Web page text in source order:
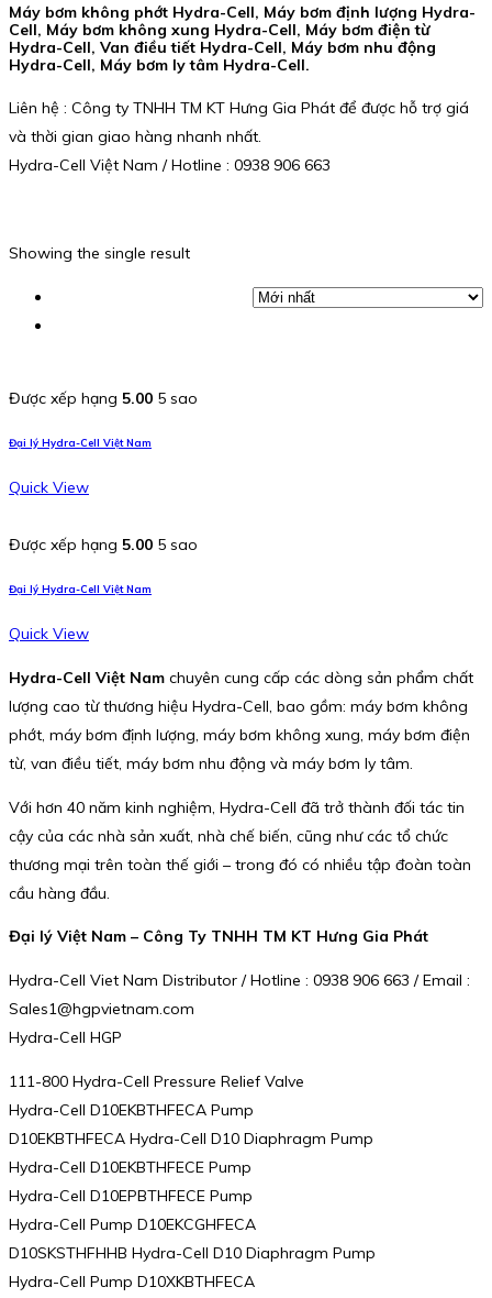
Máy bơm không phớt Hydra-Cell, Máy bơm định lượng Hydra-
Cell, Máy bơm không xung Hydra-Cell, Máy bơm điện từ
Hydra-Cell, Van điều tiết Hydra-Cell, Máy bơm nhu động
Hydra-Cell, Máy bơm ly tâm Hydra-Cell.
Liên hệ : Công ty TNHH TM KT Hưng Gia Phát để được hỗ trợ giá
và thời gian giao hàng nhanh nhất.
Hydra-Cell Việt Nam / Hotline : 0938 906 663
Showing the single result
Được xếp hạng 5.00 5 sao
Đại lý Hydra-Cell Việt Nam
Quick View
Được xếp hạng 5.00 5 sao
Đại lý Hydra-Cell Việt Nam
Quick View
Hydra-Cell Việt Nam chuyên cung cấp các dòng sản phẩm chất
lượng cao từ thương hiệu Hydra-Cell, bao gồm: máy bơm không
phớt, máy bơm định lượng, máy bơm không xung, máy bơm điện
từ, van điều tiết, máy bơm nhu động và máy bơm ly tâm.
Với hơn 40 năm kinh nghiệm, Hydra-Cell đã trở thành đối tác tin
cậy của các nhà sản xuất, nhà chế biến, cũng như các tổ chức
thương mại trên toàn thế giới – trong đó có nhiều tập đoàn toàn
cầu hàng đầu.
Đại lý Việt Nam – Công Ty TNHH TM KT Hưng Gia Phát
Hydra-Cell Viet Nam Distributor / Hotline : 0938 906 663 / Email :
Sales1@hgpvietnam.com
Hydra-Cell HGP
111-800 Hydra-Cell Pressure Relief Valve
Hydra-Cell D10EKBTHFECA Pump
D10EKBTHFECA Hydra-Cell D10 Diaphragm Pump
Hydra-Cell D10EKBTHFECE Pump
Hydra-Cell D10EPBTHFECE Pump
Hydra-Cell Pump D10EKCGHFECA
D10SKSTHFHHB Hydra-Cell D10 Diaphragm Pump
Hydra-Cell Pump D10XKBTHFECA